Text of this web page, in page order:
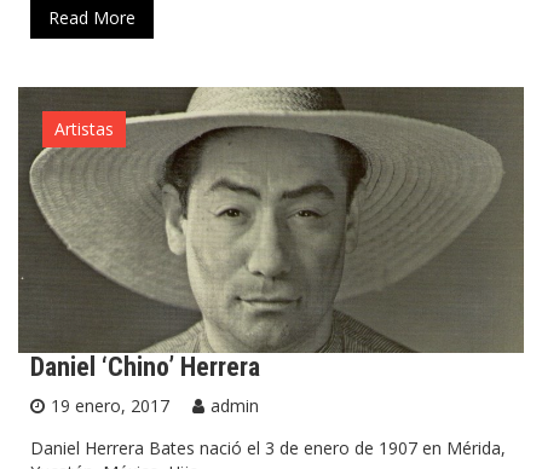
Read More
Artistas
Daniel ‘Chino’ Herrera
19 enero, 2017
admin
Daniel Herrera Bates nació el 3 de enero de 1907 en Mérida,